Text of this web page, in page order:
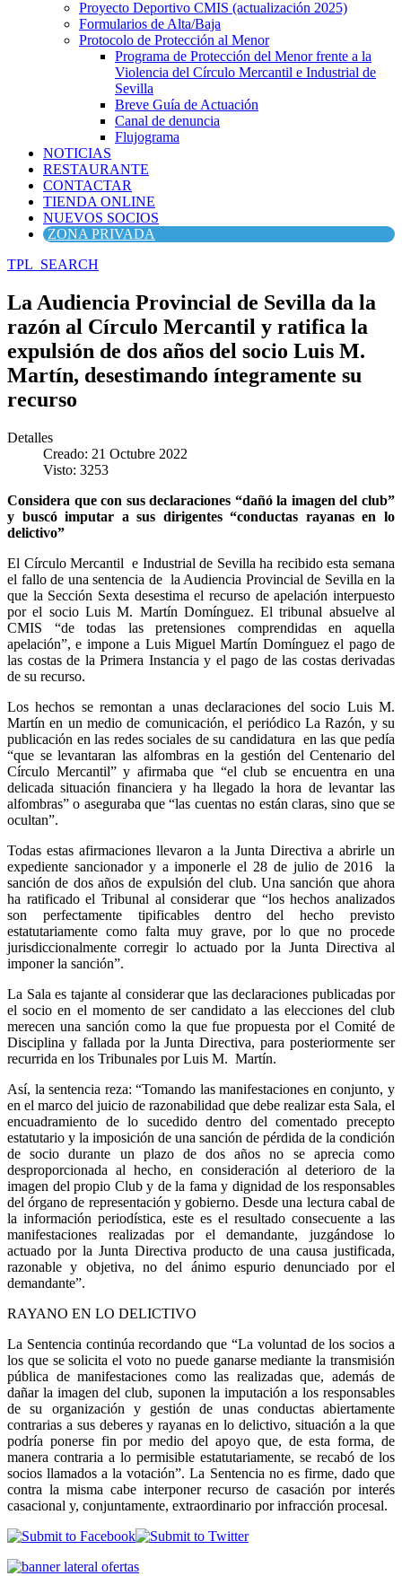
Proyecto Deportivo CMIS (actualización 2025)
Formularios de Alta/Baja
Protocolo de Protección al Menor
Programa de Protección del Menor frente a la
Violencia del Círculo Mercantil e Industrial de
Sevilla
Breve Guía de Actuación
Canal de denuncia
Flujograma
NOTICIAS
RESTAURANTE
CONTACTAR
TIENDA ONLINE
NUEVOS SOCIOS
ZONA PRIVADA
TPL_SEARCH
La Audiencia Provincial de Sevilla da la
razón al Círculo Mercantil y ratifica la
expulsión de dos años del socio Luis M.
Martín, desestimando íntegramente su
recurso
Detalles
Creado: 21 Octubre 2022
Visto: 3253
Considera que con sus declaraciones “dañó la imagen del club”
y buscó imputar a sus dirigentes “conductas rayanas en lo
delictivo”
El Círculo Mercantil e Industrial de Sevilla ha recibido esta semana
el fallo de una sentencia de la Audiencia Provincial de Sevilla en la
que la Sección Sexta desestima el recurso de apelación interpuesto
por el socio Luis M. Martín Domínguez. El tribunal absuelve al
CMIS “de todas las pretensiones comprendidas en aquella
apelación”, e impone a Luis Miguel Martín Domínguez el pago de
las costas de la Primera Instancia y el pago de las costas derivadas
de su recurso.
Los hechos se remontan a unas declaraciones del socio Luis M.
Martín en un medio de comunicación, el periódico La Razón, y su
publicación en las redes sociales de su candidatura en las que pedía
“que se levantaran las alfombras en la gestión del Centenario del
Círculo Mercantil” y afirmaba que “el club se encuentra en una
delicada situación financiera y ha llegado la hora de levantar las
alfombras” o aseguraba que “las cuentas no están claras, sino que se
ocultan”.
Todas estas afirmaciones llevaron a la Junta Directiva a abrirle un
expediente sancionador y a imponerle el 28 de julio de 2016 la
sanción de dos años de expulsión del club. Una sanción que ahora
ha ratificado el Tribunal al considerar que “los hechos analizados
son perfectamente tipificables dentro del hecho previsto
estatutariamente como falta muy grave, por lo que no procede
jurisdiccionalmente corregir lo actuado por la Junta Directiva al
imponer la sanción”.
La Sala es tajante al considerar que las declaraciones publicadas por
el socio en el momento de ser candidato a las elecciones del club
merecen una sanción como la que fue propuesta por el Comité de
Disciplina y fallada por la Junta Directiva, para posteriormente ser
recurrida en los Tribunales por Luis M. Martín.
Así, la sentencia reza: “Tomando las manifestaciones en conjunto, y
en el marco del juicio de razonabilidad que debe realizar esta Sala, el
encuadramiento de lo sucedido dentro del comentado precepto
estatutario y la imposición de una sanción de pérdida de la condición
de socio durante un plazo de dos años no se aprecia como
desproporcionada al hecho, en consideración al deterioro de la
imagen del propio Club y de la fama y dignidad de los responsables
del órgano de representación y gobierno. Desde una lectura cabal de
la información periodística, este es el resultado consecuente a las
manifestaciones realizadas por el demandante, juzgándose lo
actuado por la Junta Directiva producto de una causa justificada,
razonable y objetiva, no del ánimo espurio denunciado por el
demandante”.
RAYANO EN LO DELICTIVO
La Sentencia continúa recordando que “La voluntad de los socios a
los que se solicita el voto no puede ganarse mediante la transmisión
pública de manifestaciones como las realizadas que, además de
dañar la imagen del club, suponen la imputación a los responsables
de su organización y gestión de unas conductas abiertamente
contrarias a sus deberes y rayanas en lo delictivo, situación a la que
podría ponerse fin por medio del apoyo que, de esta forma, de
manera contraria a lo permisible estatutariamente, se recabó de los
socios llamados a la votación”. La Sentencia no es firme, dado que
contra la misma cabe interponer recurso de casación por interés
casacional y, conjuntamente, extraordinario por infracción procesal.